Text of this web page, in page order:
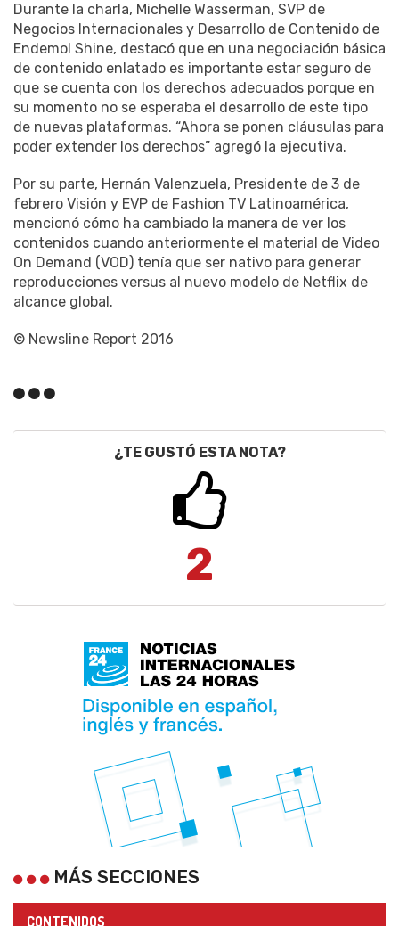
Durante la charla, Michelle Wasserman, SVP de
Negocios Internacionales y Desarrollo de Contenido de
‎Endemol Shine, destacó que en una negociación básica
de contenido enlatado es importante estar seguro de
que se cuenta con los derechos adecuados porque en
su momento no se esperaba el desarrollo de este tipo
de nuevas plataformas. “Ahora se ponen cláusulas para
poder extender los derechos” agregó la ejecutiva.
Por su parte, Hernán Valenzuela, Presidente de 3 de
febrero Visión y EVP de Fashion TV Latinoamérica,
mencionó cómo ha cambiado la manera de ver los
contenidos cuando anteriormente el material de Video
On Demand (VOD) tenía que ser nativo para generar
reproducciones versus al nuevo modelo de Netflix de
alcance global.
© Newsline Report 2016
¿TE GUSTÓ ESTA NOTA?
2
MÁS SECCIONES
CONTENIDOS